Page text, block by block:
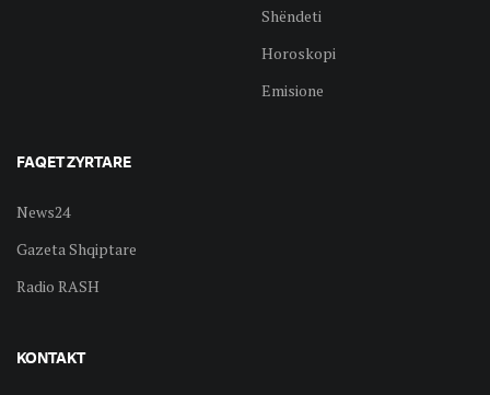
Shëndeti
Horoskopi
Emisione
FAQET ZYRTARE
News24
Gazeta Shqiptare
Radio RASH
KONTAKT